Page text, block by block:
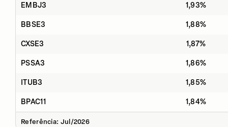
EMBJ3 1,93%
BBSE3 1,88%
CXSE3 1,87%
PSSA3 1,86%
ITUB3 1,85%
BPAC11 1,84%
Referência: Jul/2026